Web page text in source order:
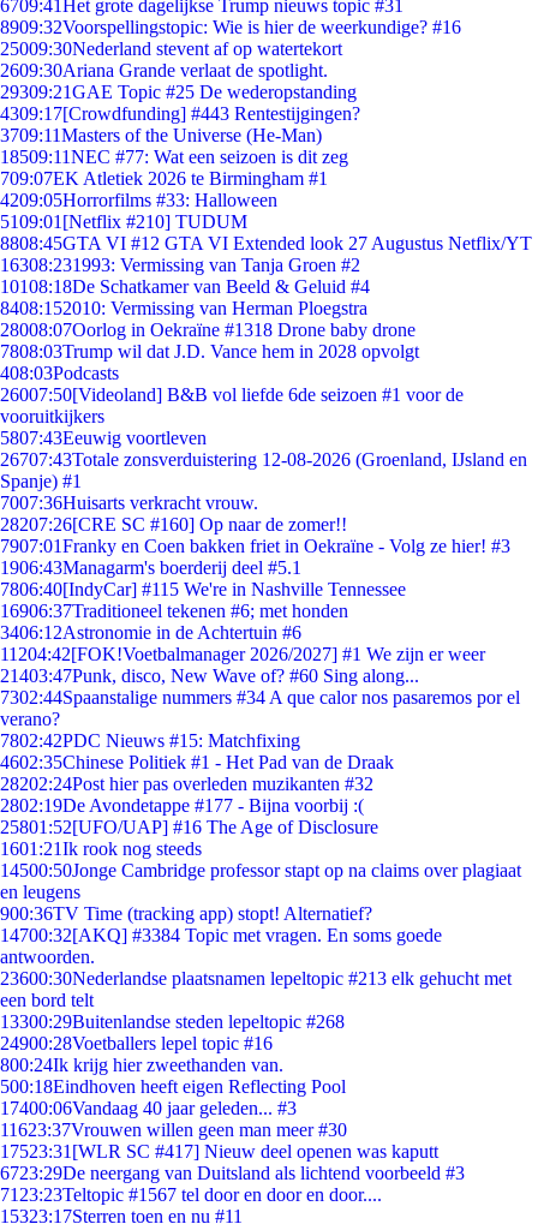
6709:41Het grote dagelijkse Trump nieuws topic #31
8909:32Voorspellingstopic: Wie is hier de weerkundige? #16
25009:30Nederland stevent af op watertekort
2609:30Ariana Grande verlaat de spotlight.
29309:21GAE Topic #25 De wederopstanding
4309:17[Crowdfunding] #443 Rentestijgingen?
3709:11Masters of the Universe (He-Man)
18509:11NEC #77: Wat een seizoen is dit zeg
709:07EK Atletiek 2026 te Birmingham #1
4209:05Horrorfilms #33: Halloween
5109:01 [Netflix #210] TUDUM
8808:45GTA VI #12 GTA VI Extended look 27 Augustus Netflix/YT
16308:231993: Vermissing van Tanja Groen #2
10108:18De Schatkamer van Beeld & Geluid #4
8408:152010: Vermissing van Herman Ploegstra
28008:07Oorlog in Oekraïne #1318 Drone baby drone
7808:03Trump wil dat J.D. Vance hem in 2028 opvolgt
408:03Podcasts
26007:50[Videoland] B&B vol liefde 6de seizoen #1 voor de
vooruitkijkers
5807:43Eeuwig voortleven
26707:43Totale zonsverduistering 12-08-2026 (Groenland, IJsland en
Spanje) #1
7007:36Huisarts verkracht vrouw.
28207:26[CRE SC #160] Op naar de zomer!!
7907:01Franky en Coen bakken friet in Oekraïne - Volg ze hier! #3
1906:43Managarm's boerderij deel #5.1
7806:40[IndyCar] #115 We're in Nashville Tennessee
16906:37Traditioneel tekenen #6; met honden
3406:12Astronomie in de Achtertuin #6
11204:42[FOK!Voetbalmanager 2026/2027] #1 We zijn er weer
21403:47Punk, disco, New Wave of? #60 Sing along...
7302:44Spaanstalige nummers #34 A que calor nos pasaremos por el
verano?
7802:42PDC Nieuws #15: Matchfixing
4602:35Chinese Politiek #1 - Het Pad van de Draak
28202:24Post hier pas overleden muzikanten #32
2802:19De Avondetappe #177 - Bijna voorbij :(
25801:52[UFO/UAP] #16 The Age of Disclosure
1601:21Ik rook nog steeds
14500:50Jonge Cambridge professor stapt op na claims over plagiaat
en leugens
900:36TV Time (tracking app) stopt! Alternatief?
14700:32[AKQ] #3384 Topic met vragen. En soms goede
antwoorden.
23600:30Nederlandse plaatsnamen lepeltopic #213 elk gehucht met
een bord telt
13300:29Buitenlandse steden lepeltopic #268
24900:28Voetballers lepel topic #16
800:24Ik krijg hier zweethanden van.
500:18Eindhoven heeft eigen Reflecting Pool
17400:06Vandaag 40 jaar geleden... #3
11623:37Vrouwen willen geen man meer #30
17523:31 [WLR SC #417] Nieuw deel openen was kaputt
6723:29De neergang van Duitsland als lichtend voorbeeld #3
71 23:23Teltopic #1567 tel door en door en door....
15323:17Sterren toen en nu #11